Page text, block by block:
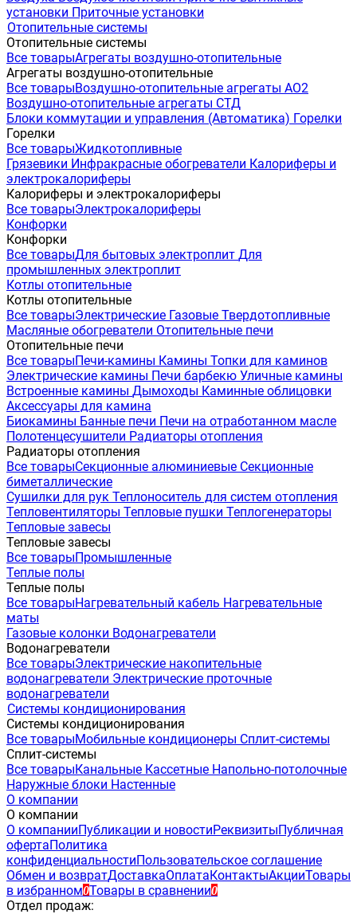
установки Приточные установки
Отопительные системы
Отопительные системы
Все товарыАгрегаты воздушно-отопительные
Агрегаты воздушно-отопительные
Все товарыВоздушно-отопительные агрегаты АО2
Воздушно-отопительные агрегаты СТД
Блоки коммутации и управления (Автоматика) Горелки
Горелки
Все товарыЖидкотопливные
Грязевики Инфракрасные обогреватели Калориферы и
электрокалориферы
Калориферы и электрокалориферы
Все товарыЭлектрокалориферы
Конфорки
Конфорки
Все товарыДля бытовых электроплит Для
промышленных электроплит
Котлы отопительные
Котлы отопительные
Все товарыЭлектрические Газовые Твердотопливные
Масляные обогреватели Отопительные печи
Отопительные печи
Все товарыПечи-камины Камины Топки для каминов
Электрические камины Печи барбекю Уличные камины
Встроенные камины Дымоходы Каминные облицовки
Аксессуары для камина
Биокамины Банные печи Печи на отработанном масле
Полотенцесушители Радиаторы отопления
Радиаторы отопления
Все товарыСекционные алюминиевые Секционные
биметаллические
Сушилки для рук Теплоноситель для систем отопления
Тепловентиляторы Тепловые пушки Теплогенераторы
Тепловые завесы
Тепловые завесы
Все товарыПромышленные
Теплые полы
Теплые полы
Все товарыНагревательный кабель Нагревательные
маты
Газовые колонки Водонагреватели
Водонагреватели
Все товарыЭлектрические накопительные
водонагреватели Электрические проточные
водонагреватели
Системы кондиционирования
Системы кондиционирования
Все товарыМобильные кондиционеры Сплит-системы
Сплит-системы
Все товарыКанальные Кассетные Напольно-потолочные
Наружные блоки Настенные
О компании
О компании
О компанииПубликации и новостиРеквизитыПубличная
офертаПолитика
конфиденциальностиПользовательское соглашение
Обмен и возвратДоставкаОплатаКонтактыАкцииТовары
в избранном0Товары в сравнении0
Отдел продаж: